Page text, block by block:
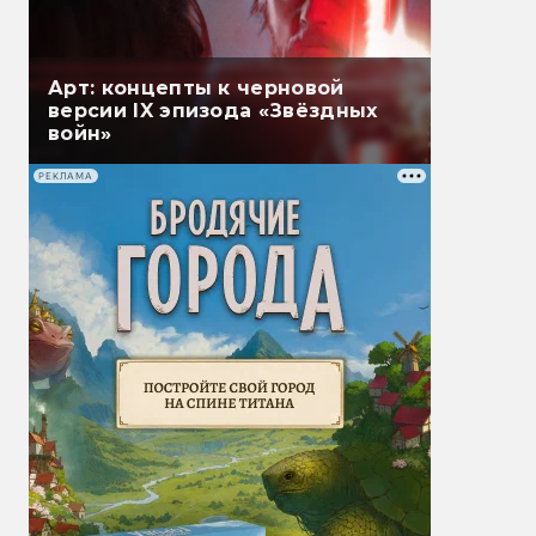
Арт: концепты к черновой
версии IX эпизода «Звёздных
войн»
РЕКЛАМА